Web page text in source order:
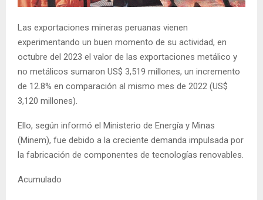
Las exportaciones mineras peruanas vienen
experimentando un buen momento de su actividad, en
octubre del 2023 el valor de las exportaciones metálico y
no metálicos sumaron US$ 3,519 millones, un incremento
de 12.8% en comparación al mismo mes de 2022 (US$
3,120 millones).
Ello, según informó el Ministerio de Energía y Minas
(Minem), fue debido a la creciente demanda impulsada por
la fabricación de componentes de tecnologías renovables.
Acumulado